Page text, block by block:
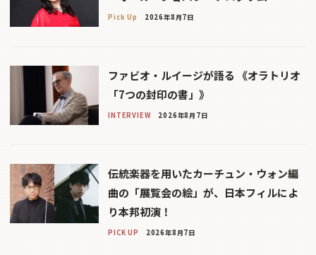
Pick Up 2026年8月7日
ファビオ・ルイージが語る 《オラトリオ
「7つの封印の書」》
INTERVIEW 2026年8月7日
伝統楽器を用いたカーチュン・ウォン編
曲の「展覧会の絵」が、日本フィルによ
り本邦初演！
PICK UP 2026年8月7日